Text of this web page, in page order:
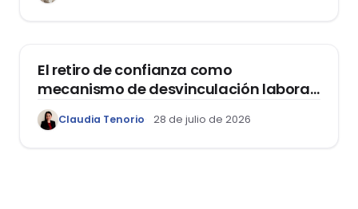
El retiro de confianza como
mecanismo de desvinculación laboral:
reflexiones a propósito de la casación
laboral 29553-2024 loreto
Claudia Tenorio 28 de julio de 2026